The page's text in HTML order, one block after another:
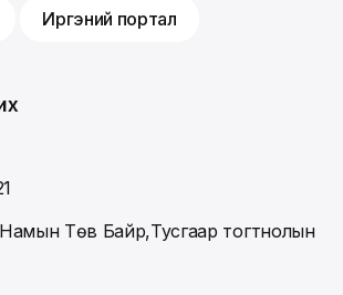
Иргэний портал
Төв Байр,Тусгаар тогтнолын